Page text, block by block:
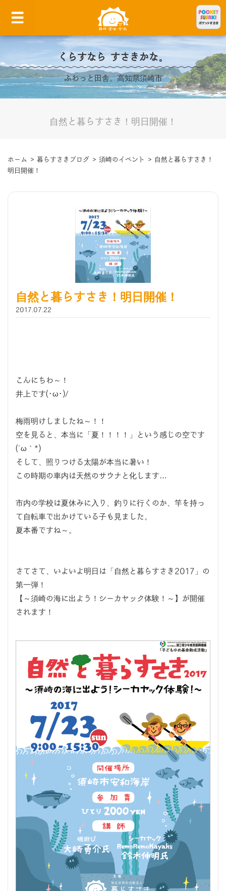
くらすなら すさきかな。
ふわっと田舎。高知県須崎市
自然と暮らすさき！明日開催！
ホーム > 暮らすさきブログ > 須崎のイベント > 自然と暮らすさき！
明日開催！
自然と暮らすさき！明日開催！
2017.07.22
こんにちわ～！
井上です(･ω･)/
梅雨明けしましたね～！！
空を見ると、本当に「夏！！！！」という感じの空です
(´ω｀*)
そして、照りつける太陽が本当に暑い！
この時期の車内は天然のサウナと化します…
市内の学校は夏休みに入り、釣りに行くのか、竿を持っ
て自転車で出かけている子も見ました。
夏本番ですね～。
さてさて、いよいよ明日は「自然と暮らすさき2017」の
第一弾！
【～須崎の海に出よう！シーカヤック体験！～】が開催
されます！